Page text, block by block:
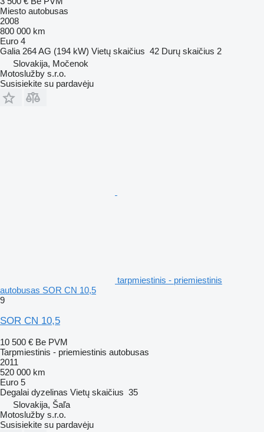
Miesto autobusas
2008
800 000 km
Euro 4
Galia 264 AG (194 kW) Vietų skaičius 42 Durų skaičius 2
Slovakija, Močenok
Motoslužby s.r.o.
Susisiekite su pardavėju
tarpmiestinis - priemiestinis
autobusas SOR CN 10,5
9
SOR CN 10,5
10 500 € Be PVM
Tarpmiestinis - priemiestinis autobusas
2011
520 000 km
Euro 5
Degalai dyzelinas Vietų skaičius 35
Slovakija, Šaľa
Motoslužby s.r.o.
Susisiekite su pardavėju